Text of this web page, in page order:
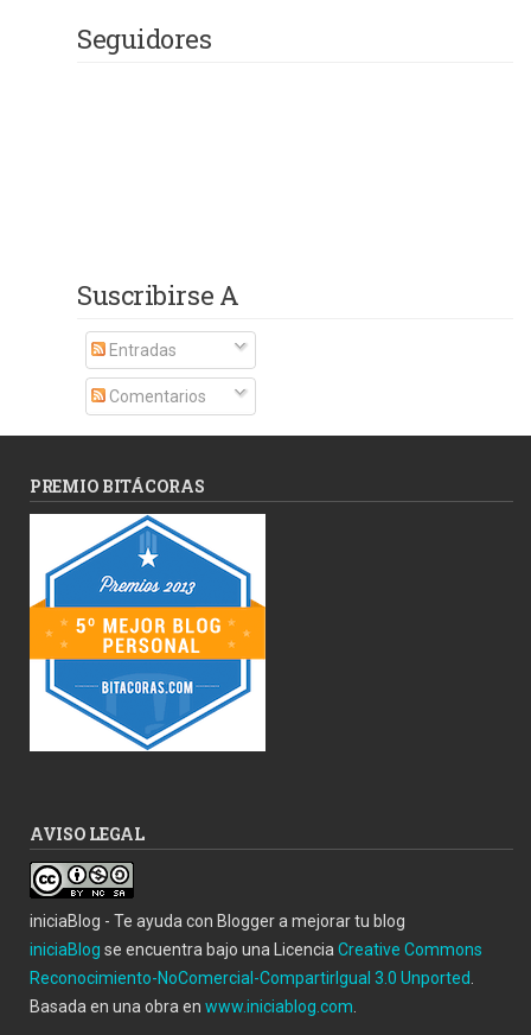
Seguidores
Suscribirse A
Entradas
Comentarios
PREMIO BITÁCORAS
AVISO LEGAL
iniciaBlog - Te ayuda con Blogger a mejorar tu blog
iniciaBlog se encuentra bajo una Licencia Creative Commons
Reconocimiento-NoComercial-CompartirIgual 3.0 Unported
Basada en una obra en www.iniciablog.com